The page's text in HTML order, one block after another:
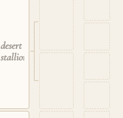
desert
stallion